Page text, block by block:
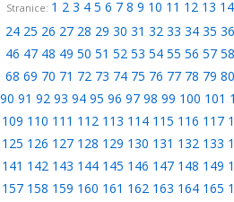
Stranice: 1 2 3 4 5 6 7 8 9 10 11 12 13 14
24 25 26 27 28 29 30 31 32 33 34 35 36
46 47 48 49 50 51 52 53 54 55 56 57 58
68 69 70 71 72 73 74 75 76 77 78 79 80
90 91 92 93 94 95 96 97 98 99 100 101
109 110 111 112 113 114 115 116 117
125 126 127 128 129 130 131 132 133
141 142 143 144 145 146 147 148 149
157 158 159 160 161 162 163 164 165